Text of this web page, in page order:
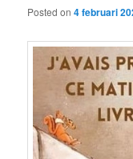
Posted on4 februari